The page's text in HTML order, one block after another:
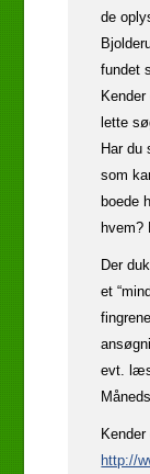
de
fundet
lette
Har du
som
boede
hvem?
Der
et
evt.
http://